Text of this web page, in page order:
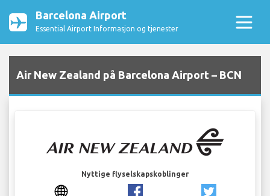
Barcelona Airport
Essential Airport Informasjon og tjenester
Air New Zealand på Barcelona Airport – BCN
Nyttige flyselskapskoblinger